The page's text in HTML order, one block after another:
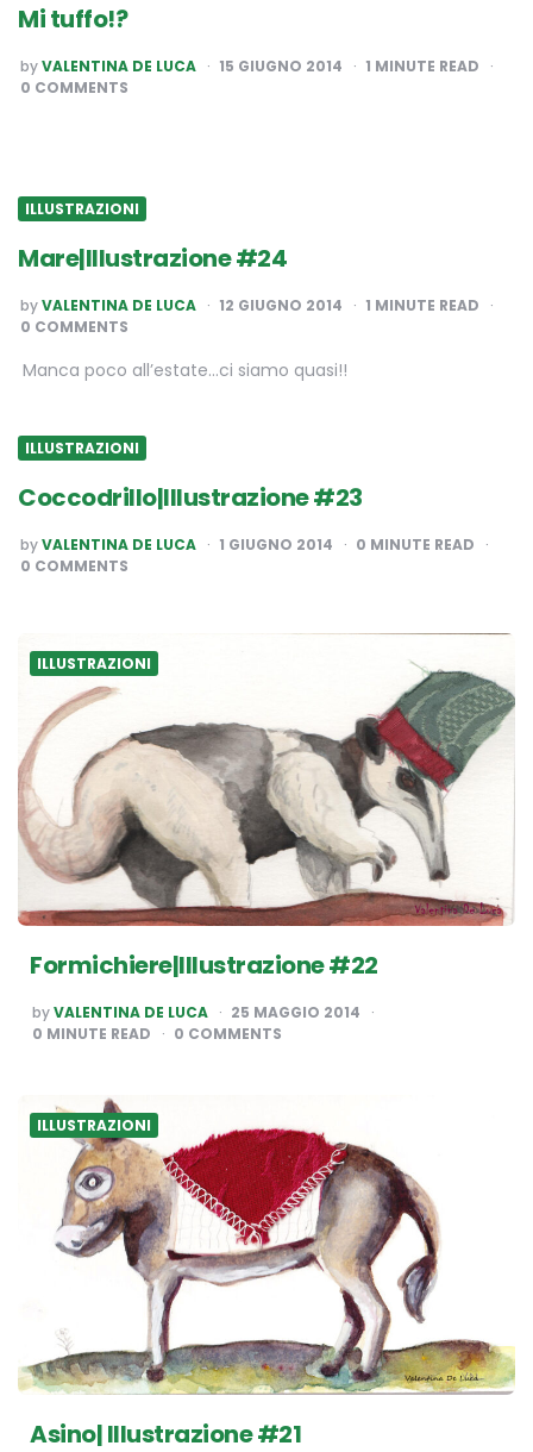
Mi tuffo!?
POSTED
BY
byVALENTINA DE LUCA 15 GIUGNO 2014 1 MINUTE READ
0 COMMENTS
ILLUSTRAZIONI
Mare|Illustrazione #24
POSTED
BY
byVALENTINA DE LUCA 12 GIUGNO 2014 1 MINUTE READ
0 COMMENTS
Manca poco all’estate…ci siamo quasi!!
ILLUSTRAZIONI
Coccodrillo|Illustrazione #23
POSTED
BY
byVALENTINA DE LUCA 1 GIUGNO 2014 0 MINUTE READ
0 COMMENTS
ILLUSTRAZIONI
Formichiere|Illustrazione #22
POSTED
BY
byVALENTINA DE LUCA
25 MAGGIO 2014
0 MINUTE READ 0 COMMENTS
ILLUSTRAZIONI
Asino| Illustrazione #21